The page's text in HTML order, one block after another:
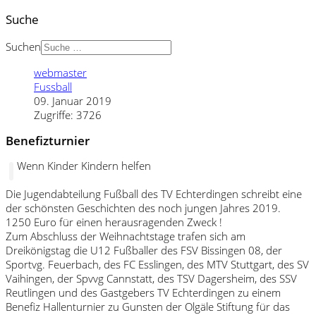
Suche
Suchen
webmaster
Fussball
09. Januar 2019
Zugriffe: 3726
Benefizturnier
Wenn Kinder Kindern helfen
Die Jugendabteilung Fußball des TV Echterdingen schreibt eine
der schönsten Geschichten des noch jungen Jahres 2019.
1250 Euro für einen herausragenden Zweck !
Zum Abschluss der Weihnachtstage trafen sich am
Dreikönigstag die U12 Fußballer des FSV Bissingen 08, der
Sportvg. Feuerbach, des FC Esslingen, des MTV Stuttgart, des SV
Vaihingen, der Spvvg Cannstatt, des TSV Dagersheim, des SSV
Reutlingen und des Gastgebers TV Echterdingen zu einem
Benefiz Hallenturnier zu Gunsten der Olgäle Stiftung für das